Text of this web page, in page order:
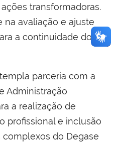
transformadoras.
na avaliação e ajuste
a continuidade do
parceria com a
Administração
a realização de
profissional e inclusão
do Degase